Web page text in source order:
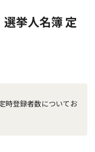
挙人名簿 定
時登録者数についてお